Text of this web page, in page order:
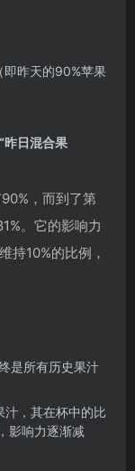
即昨天的90%苹果
昨日混合果
，而到了第
。它的影响力
持10%的比例，
是所有历史果汁
汁，其在杯中的比
影响力逐渐减